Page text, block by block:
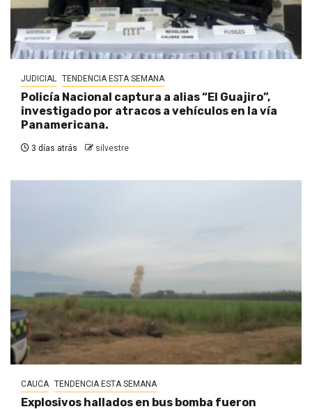
JUDICIAL TENDENCIA ESTA SEMANA
Policía Nacional captura a alias “El Guajiro”,
investigado por atracos a vehículos en la vía
Panamericana.
3 días atrás silvestre
CAUCA TENDENCIA ESTA SEMANA
Explosivos hallados en bus bomba fueron